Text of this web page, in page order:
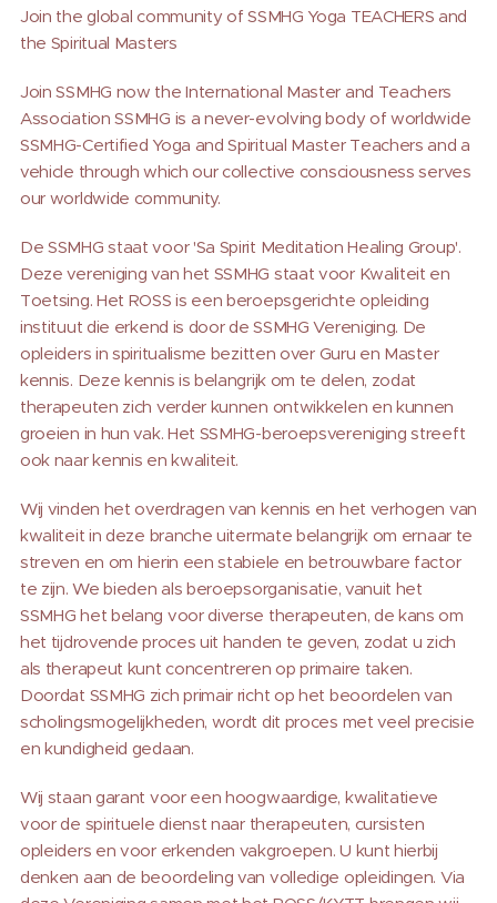
Join the global community of SSMHG Yoga TEACHERS and
the Spiritual Masters
Join SSMHG now the International Master and Teachers
Association SSMHG is a never-evolving body of worldwide
SSMHG-Certified Yoga and Spiritual Master Teachers and a
vehicle through which our collective consciousness serves
our worldwide community.
De SSMHG staat voor 'Sa Spirit Meditation Healing Group'.
Deze vereniging van het SSMHG staat voor Kwaliteit en
Toetsing. Het ROSS is een beroepsgerichte opleiding
instituut die erkend is door de SSMHG Vereniging. De
opleiders in spiritualisme bezitten over Guru en Master
kennis. Deze kennis is belangrijk om te delen, zodat
therapeuten zich verder kunnen ontwikkelen en kunnen
groeien in hun vak. Het SSMHG-beroepsvereniging streeft
ook naar kennis en kwaliteit.
Wij vinden het overdragen van kennis en het verhogen van
kwaliteit in deze branche uitermate belangrijk om ernaar te
streven en om hierin een stabiele en betrouwbare factor
te zijn. We bieden als beroepsorganisatie, vanuit het
SSMHG het belang voor diverse therapeuten, de kans om
het tijdrovende proces uit handen te geven, zodat u zich
als therapeut kunt concentreren op primaire taken.
Doordat SSMHG zich primair richt op het beoordelen van
scholingsmogelijkheden, wordt dit proces met veel precisie
en kundigheid gedaan.
Wij staan garant voor een hoogwaardige, kwalitatieve
voor de spirituele dienst naar therapeuten, cursisten
opleiders en voor erkenden vakgroepen. U kunt hierbij
denken aan de beoordeling van volledige opleidingen. Via